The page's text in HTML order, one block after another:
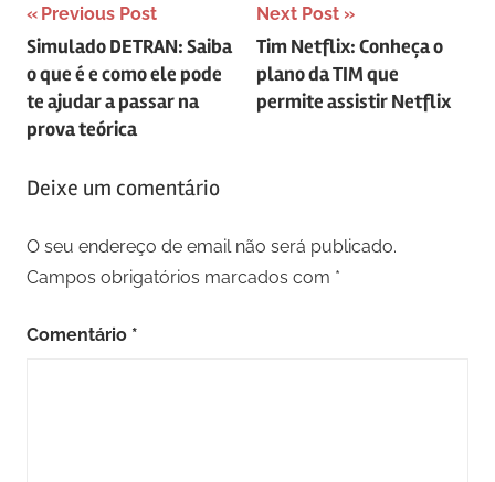
Navegação
de
artigos
Previous Post
Simulado DETRAN: Saiba
o que é e como ele pode
te ajudar a passar na
prova teórica
Next Post
Tim Netflix: Conheça o
plano da TIM que
permite assistir Netflix
Deixe um comentário
O seu endereço de email não será publicado.
Campos obrigatórios marcados com *
Comentário *